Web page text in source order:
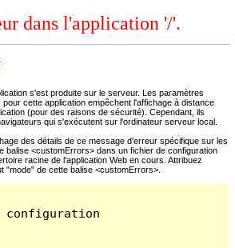
dans l'application '/'.
s'est produite sur le serveur. Les paramètres
cette application empêchent l'affichage à distance
(pour des raisons de sécurité). Cependant, ils
qui s'exécutent sur l'ordinateur serveur local.
des détails de ce message d'erreur spécifique sur les
balise <customErrors> dans un fichier de configuration
racine de l'application Web en cours. Attribuez
"mode" de cette balise <customErrors>.